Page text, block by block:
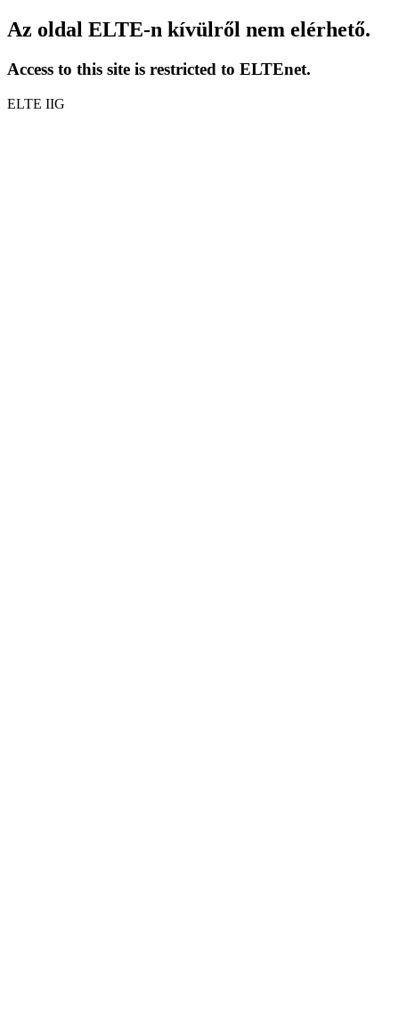
Az oldal ELTE-n kívülről nem elérhető.
Access to this site is restricted to ELTEnet.
ELTE IIG